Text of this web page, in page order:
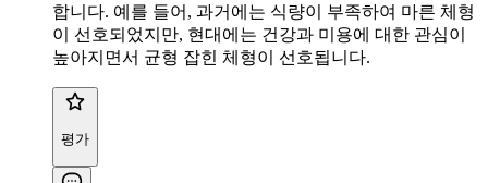
합니다. 예를 들어, 과거에는 식량이 부족하여 마른 체형
이 선호되었지만, 현대에는 건강과 미용에 대한 관심이
높아지면서 균형 잡힌 체형이 선호됩니다.
평가